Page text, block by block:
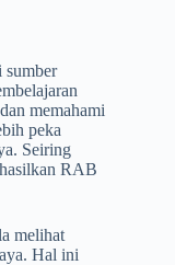
sumber
memahami
peka
Seiring
RAB
melihat
Hal ini